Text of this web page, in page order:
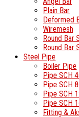
Plain Bar
Deformed
Wiremesh
Round Bar
Round Bar
Steel Pipe
Boiler Pipe
Pipe SCH
Pipe SCH
Pipe SCH
Pipe SCH
Fitting &